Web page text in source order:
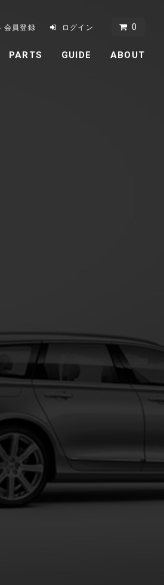
会員登録 ログイン 0
PARTS GUIDE ABOUT